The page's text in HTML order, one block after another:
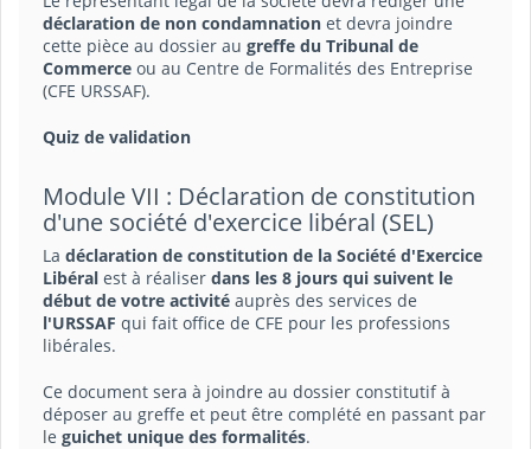
déclaration de non condamnation et devra joindre
cette pièce au dossier au greffe du Tribunal de
Commerce ou au Centre de Formalités des Entreprise
(CFE URSSAF).
Quiz de validation
Module VII : Déclaration de constitution
d'une société d'exercice libéral (SEL)
La déclaration de constitution de la Société d'Exercice
Libéral est à réaliser dans les 8 jours qui suivent le
début de votre activité auprès des services de
l'URSSAF qui fait office de CFE pour les professions
libérales.
Ce document sera à joindre au dossier constitutif à
déposer au greffe et peut être complété en passant par
le guichet unique des formalités.